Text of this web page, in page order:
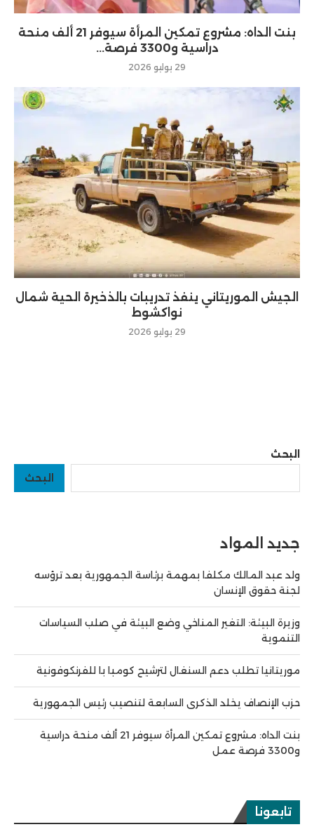
بنت الداه: مشروع تمكين المرأة سيوفر 21 ألف منحة
دراسية و3300 فرصة...
29 يوليو 2026
الجيش الموريتاني ينفذ تدريبات بالذخيرة الحية شمال
نواكشوط
29 يوليو 2026
البحث
البحث
جديد المواد
ولد عبد المالك مكلفا بمهمة برئاسة الجمهورية بعد ترؤسه
لجنة حقوق الإنسان
وزيرة البيئة: التغير المناخي وضع البيئة في صلب السياسات
التنموية
موريتانيا تطلب دعم السنغال لترشيح كومبا با للفرنكوفونية
حزب الإنصاف يخلد الذكرى السابعة لتنصيب رئيس الجمهورية
بنت الداه: مشروع تمكين المرأة سيوفر 21 ألف منحة دراسية
و3300 فرصة عمل
تابعونا